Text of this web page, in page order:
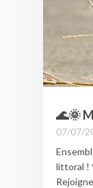
🌊🌞
07/07/
littoral !